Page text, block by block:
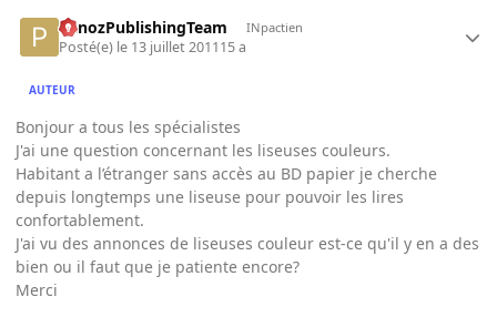
PanozPublishingTeam INpactien
Posté(e) le 13 juillet 201115 a
AUTEUR
Bonjour a tous les spécialistes
J'ai une question concernant les liseuses couleurs.
Habitant a l’étranger sans accès au BD papier je cherche
depuis longtemps une liseuse pour pouvoir les lires
confortablement.
J'ai vu des annonces de liseuses couleur est-ce qu'il y en a des
bien ou il faut que je patiente encore?
Merci